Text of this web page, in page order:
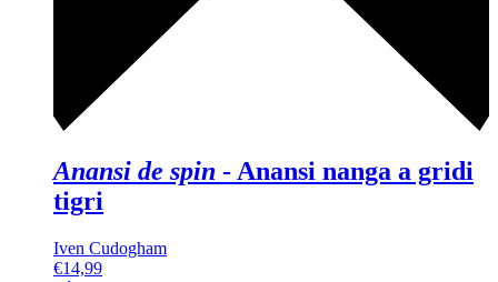
Anansi de spin -Anansi nanga a gridi
tigri
Iven Cudogham
€14,99